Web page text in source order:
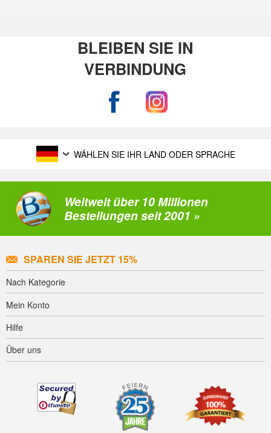
BLEIBEN SIE IN
VERBINDUNG
WÄHLEN SIE IHR LAND ODER SPRACHE
Weltweit über 10 Millionen
Bestellungen seit 2001 »
SPAREN SIE JETZT 15%
Nach Kategorie
Mein Konto
Hilfe
Über uns